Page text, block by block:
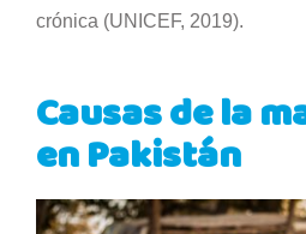
crónica (UNICEF, 2019).
Causas de la
en Pakistán